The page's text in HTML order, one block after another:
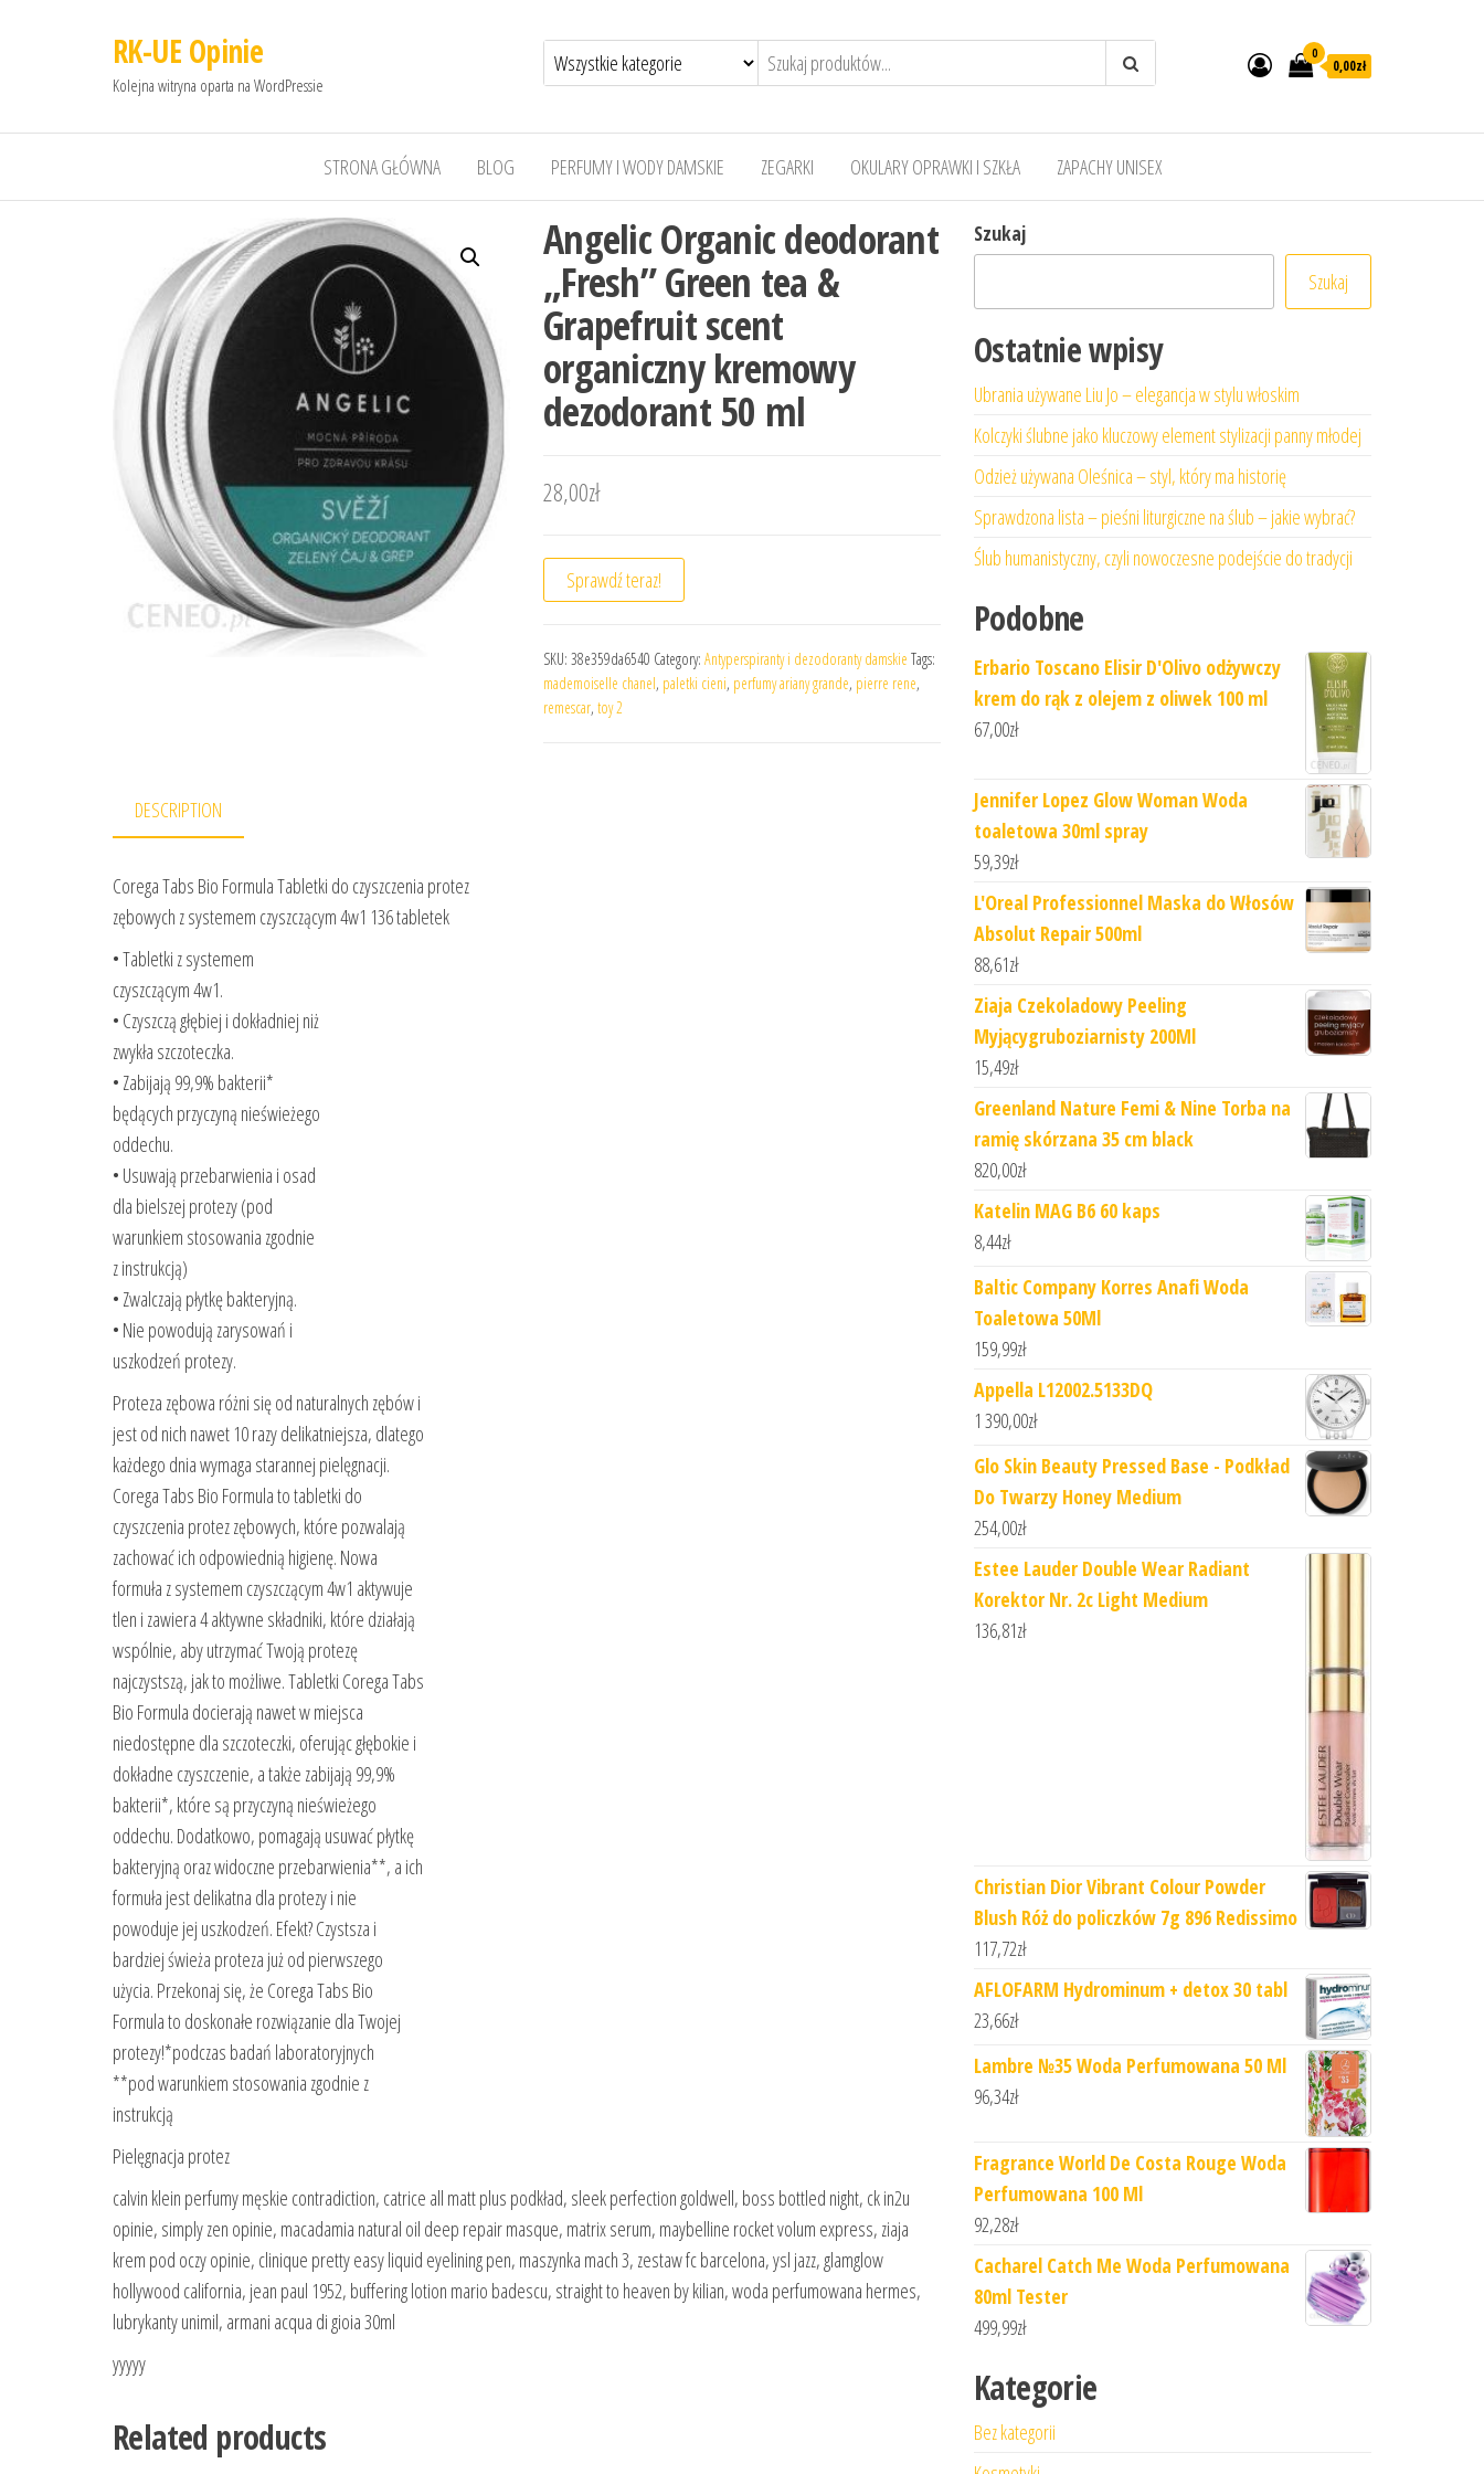
RK-UE Opinie
Kolejna witryna oparta na WordPressie
0
0,00zł
STRONA GŁÓWNA BLOG PERFUMY I WODY DAMSKIE ZEGARKI OKULARY OPRAWKI I SZKŁA ZAPACHY UNISEX
Angelic Organic deodorant
„Fresh” Green tea &
Grapefruit scent
organiczny kremowy
dezodorant 50 ml
28,00zł
Sprawdź teraz!
SKU: 38e359da6540 Category: Antyperspiranty i dezodoranty damskie Tags:
mademoiselle chanel, paletki cieni, perfumy ariany grande, pierre rene,
remescar, toy 2
DESCRIPTION
Corega Tabs Bio Formula Tabletki do czyszczenia protez
zębowych z systemem czyszczącym 4w1 136 tabletek
• Tabletki z systemem
czyszczącym 4w1.
• Czyszczą głębiej i dokładniej niż
zwykła szczoteczka.
• Zabijają 99,9% bakterii*
będących przyczyną nieświeżego
oddechu.
• Usuwają przebarwienia i osad
dla bielszej protezy (pod
warunkiem stosowania zgodnie
z instrukcją)
• Zwalczają płytkę bakteryjną.
• Nie powodują zarysowań i
uszkodzeń protezy.
Proteza zębowa różni się od naturalnych zębów i
jest od nich nawet 10 razy delikatniejsza, dlatego
każdego dnia wymaga starannej pielęgnacji.
Corega Tabs Bio Formula to tabletki do
czyszczenia protez zębowych, które pozwalają
zachować ich odpowiednią higienę. Nowa
formuła z systemem czyszczącym 4w1 aktywuje
tlen i zawiera 4 aktywne składniki, które działają
wspólnie, aby utrzymać Twoją protezę
najczystszą, jak to możliwe. Tabletki Corega Tabs
Bio Formula docierają nawet w miejsca
niedostępne dla szczoteczki, oferując głębokie i
dokładne czyszczenie, a także zabijają 99,9%
bakterii*, które są przyczyną nieświeżego
oddechu. Dodatkowo, pomagają usuwać płytkę
bakteryjną oraz widoczne przebarwienia**, a ich
formuła jest delikatna dla protezy i nie
powoduje jej uszkodzeń. Efekt? Czystsza i
bardziej świeża proteza już od pierwszego
użycia. Przekonaj się, że Corega Tabs Bio
Formula to doskonałe rozwiązanie dla Twojej
protezy!*podczas badań laboratoryjnych
**pod warunkiem stosowania zgodnie z
instrukcją
Pielęgnacja protez
calvin klein perfumy męskie contradiction, catrice all matt plus podkład, sleek perfection goldwell, boss bottled night, ck in2u
opinie, simply zen opinie, macadamia natural oil deep repair masque, matrix serum, maybelline rocket volum express, ziaja
krem pod oczy opinie, clinique pretty easy liquid eyelining pen, maszynka mach 3, zestaw fc barcelona, ysl jazz, glamglow
hollywood california, jean paul 1952, buffering lotion mario badescu, straight to heaven by kilian, woda perfumowana hermes,
lubrykanty unimil, armani acqua di gioia 30ml
yyyyy
Related products
Szukaj
Szukaj
Ostatnie wpisy
Ubrania używane Liu Jo – elegancja w stylu włoskim
Kolczyki ślubne jako kluczowy element stylizacji panny młodej
Odzież używana Oleśnica – styl, który ma historię
Sprawdzona lista – pieśni liturgiczne na ślub – jakie wybrać?
Ślub humanistyczny, czyli nowoczesne podejście do tradycji
Podobne
Erbario Toscano Elisir D'Olivo odżywczy
krem do rąk z olejem z oliwek 100 ml
67,00zł
Jennifer Lopez Glow Woman Woda
toaletowa 30ml spray
59,39zł
L'Oreal Professionnel Maska do Włosów
Absolut Repair 500ml
88,61zł
Ziaja Czekoladowy Peeling
Myjącygruboziarnisty 200Ml
15,49zł
Greenland Nature Femi & Nine Torba na
ramię skórzana 35 cm black
820,00zł
Katelin MAG B6 60 kaps
8,44zł
Baltic Company Korres Anafi Woda
Toaletowa 50Ml
159,99zł
Appella L12002.5133DQ
1 390,00zł
Glo Skin Beauty Pressed Base - Podkład
Do Twarzy Honey Medium
254,00zł
Estee Lauder Double Wear Radiant
Korektor Nr. 2c Light Medium
136,81zł
Christian Dior Vibrant Colour Powder
Blush Róż do policzków 7g 896 Redissimo
117,72zł
AFLOFARM Hydrominum + detox 30 tabl
23,66zł
Lambre №35 Woda Perfumowana 50 Ml
96,34zł
Fragrance World De Costa Rouge Woda
Perfumowana 100 Ml
92,28zł
Cacharel Catch Me Woda Perfumowana
80ml Tester
499,99zł
Kategorie
Bez kategorii